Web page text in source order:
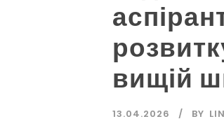
вищій
13.04.2026 BY